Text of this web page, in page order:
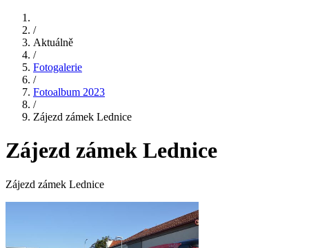
/
Aktuálně
/
Fotogalerie
/
Fotoalbum 2023
/
Zájezd zámek Lednice
Zájezd zámek Lednice
Zájezd zámek Lednice